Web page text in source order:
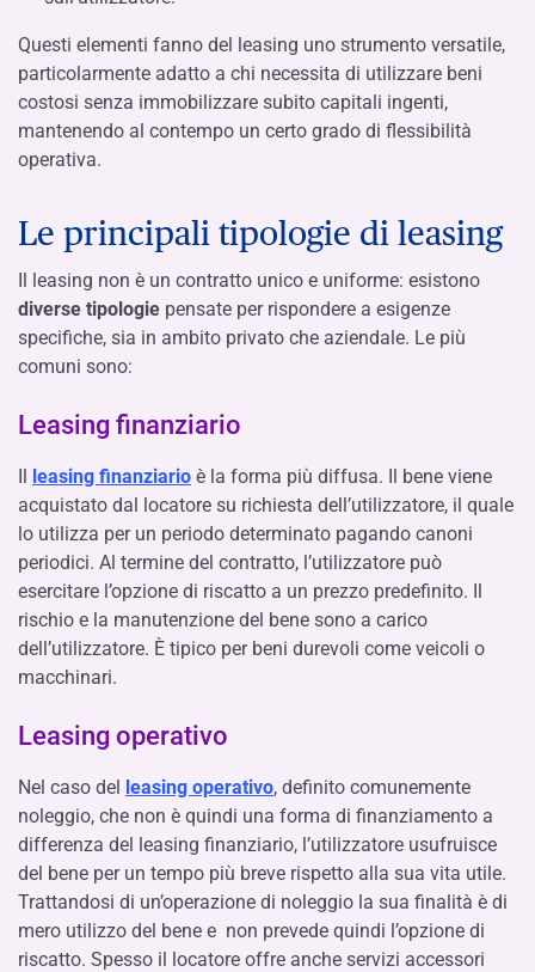
Questi elementi fanno del leasing uno strumento versatile,
particolarmente adatto a chi necessita di utilizzare beni
costosi senza immobilizzare subito capitali ingenti,
mantenendo al contempo un certo grado di flessibilità
operativa.
Le principali tipologie di leasing
Il leasing non è un contratto unico e uniforme: esistono
diverse tipologie pensate per rispondere a esigenze
specifiche, sia in ambito privato che aziendale. Le più
comuni sono:
Leasing finanziario
Il leasing finanziario è la forma più diffusa. Il bene viene
acquistato dal locatore su richiesta dell’utilizzatore, il quale
lo utilizza per un periodo determinato pagando canoni
periodici. Al termine del contratto, l’utilizzatore può
esercitare l’opzione di riscatto a un prezzo predefinito. Il
rischio e la manutenzione del bene sono a carico
dell’utilizzatore. È tipico per beni durevoli come veicoli o
macchinari.
Leasing operativo
Nel caso del leasing operativo, definito comunemente
noleggio, che non è quindi una forma di finanziamento a
differenza del leasing finanziario, l’utilizzatore usufruisce
del bene per un tempo più breve rispetto alla sua vita utile.
Trattandosi di un’operazione di noleggio la sua finalità è di
mero utilizzo del bene e non prevede quindi l’opzione di
riscatto. Spesso il locatore offre anche servizi accessori